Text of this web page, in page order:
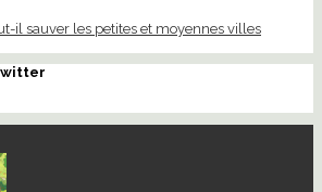
il sauver les petites et moyennes villes